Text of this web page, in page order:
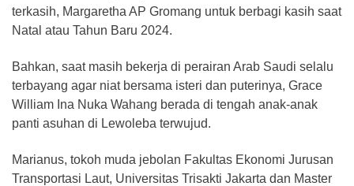
terkasih, Margaretha AP Gromang untuk berbagi kasih saat
Natal atau Tahun Baru 2024.
Bahkan, saat masih bekerja di perairan Arab Saudi selalu
terbayang agar niat bersama isteri dan puterinya, Grace
William Ina Nuka Wahang berada di tengah anak-anak
panti asuhan di Lewoleba terwujud.
Marianus, tokoh muda jebolan Fakultas Ekonomi Jurusan
Transportasi Laut, Universitas Trisakti Jakarta dan Master